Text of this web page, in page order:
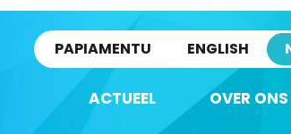
PAPIAMENTU ENGLISH
ACTUEEL OVER ONS